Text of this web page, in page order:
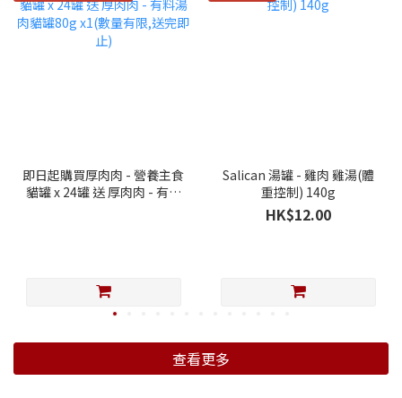
即日起購買厚肉肉 - 營養主食
貓罐 x 24罐 送 厚肉肉 - 有料
Salican 湯罐 - 雞肉 雞湯(體
重控制) 140g
HK$12.00
查看更多